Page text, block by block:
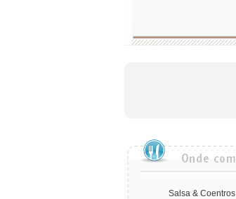
Salsa & Coentros